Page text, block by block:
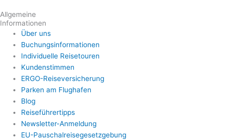
Allgemeine
Informationen
Über uns
Buchungsinformationen
Individuelle Reisetouren
Kundenstimmen
ERGO-Reiseversicherung
Parken am Flughafen
Blog
Reiseführertipps
Newsletter-Anmeldung
EU-Pauschalreisegesetzgebung